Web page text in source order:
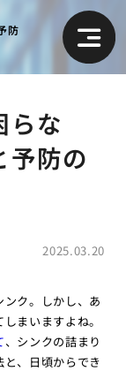
防
らな
予防の
2025.03.20
ク。しかし、あ
まいますよね。
、シンクの詰まり
、日頃からでき